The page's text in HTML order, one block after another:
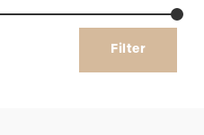
Filter